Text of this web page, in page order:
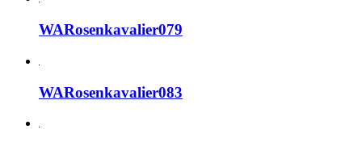
WARosenkavalier079
WARosenkavalier083